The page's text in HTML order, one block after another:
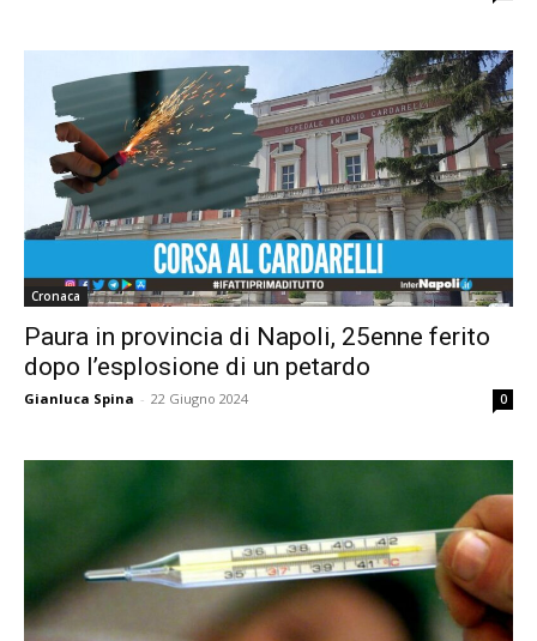
Cronaca
Paura in provincia di Napoli, 25enne ferito
dopo l’esplosione di un petardo
Gianluca Spina - 22 Giugno 2024 0